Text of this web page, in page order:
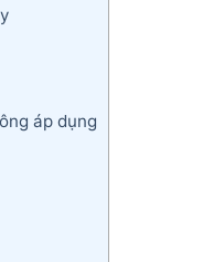
áp dụng